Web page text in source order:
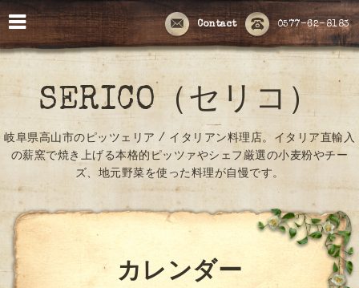
0577-62-8183
Contact
SERICO（セリコ）
岐阜県高山市のピッツェリア / イタリアン料理店。イタリア直輸入
の薪窯で焼き上げる本格的ピッツァやシェフ厳選の小麦粉やチー
ズ、地元野菜を使った料理が自慢です。
カレンダー